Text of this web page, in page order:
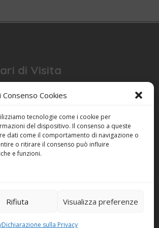
Consenso Cookies
tecnologie come i cookie per
del dispositivo. Il consenso a queste
dati come il comportamento di navigazione o
o ritirare il consenso può influire
e funzioni.
Rifiuta Visualizza preferenze
Dichiarazione sulla Privacy
di Visita
escluse
sulla Privacy (UE)
(UE)